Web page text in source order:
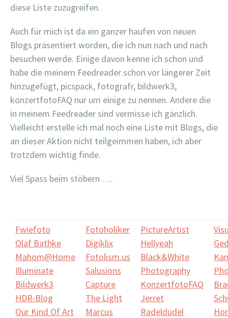
diese Liste zuzugreifen.
Auch für mich ist da ein ganzer haufen von neuen
Blogs präsentiert worden, die ich nun nach und nach
besuchen werde. Einige davon kenne ich schon und
habe die meinem Feedreader schon vor längerer Zeit
hinzugefügt, picspack, fotografr, bildwerk3,
konzertfotoFAQ nur um einige zu nennen. Andere die
in meinem Feedreader sind vermisse ich gänzlich.
Vielleicht erstelle ich mal noch eine Liste mit Blogs, die
an dieser Aktion nicht teilgeimmen haben, ich aber
trotzdem wichtig finde.
Viel Spass beim stöbern ….
Fwiefoto
Olaf Bathke
Mahom@Home
Illuminate
Bildwerk3
HDR-Blog
Our Kind Of Art
Fotoholiker
Digiklix
Fotolism.us
Salusions
Capture
The Light
Marcus
PictureArtist
Hellyeah
Black&White
Photography
KonzertfotoFAQ
Jerret
Radeldudel